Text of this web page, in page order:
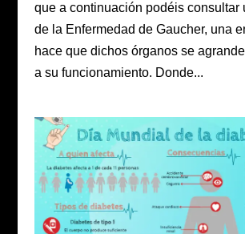
que a continuación podéis consultar
de la Enfermedad de Gaucher, una
hace que dichos órganos se
a su funcionamiento. Donde...